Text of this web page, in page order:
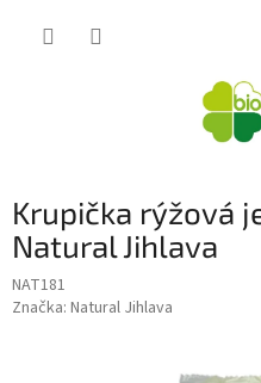
Krupička rýžová
Natural Jihlava
NAT181
Značka: Natural Jihlava